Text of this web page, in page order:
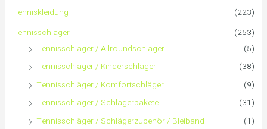
n
a
Tenniskleidung
(223)
Tennisschläger
(253)
Tennisschläger / Allroundschläger
(5)
Tennisschläger / Kinderschläger
(38)
Tennisschläger / Komfortschläger
(9)
Tennisschläger / Schlägerpakete
(31)
Tennisschläger / Schlägerzubehör / Bleiband
(1)